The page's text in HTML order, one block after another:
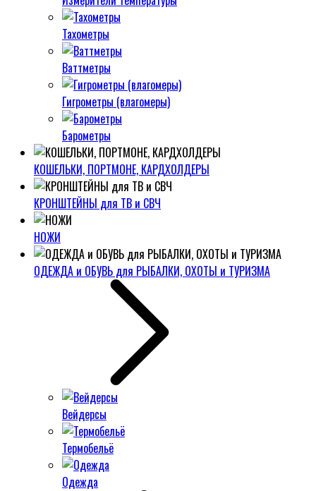
Тахометры
Ваттметры
Гигрометры (влагомеры)
Барометры
КОШЕЛЬКИ, ПОРТМОНЕ, КАРДХОЛДЕРЫ
КРОНШТЕЙНЫ для ТВ и СВЧ
НОЖИ
ОДЕЖДА и ОБУВЬ для РЫБАЛКИ, ОХОТЫ и ТУРИЗМА
Вейдерсы
Термобельё
Одежда